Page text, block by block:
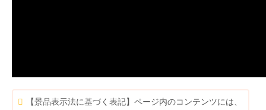
【景品表示法に基づく表記】ページ内のコンテンツには、